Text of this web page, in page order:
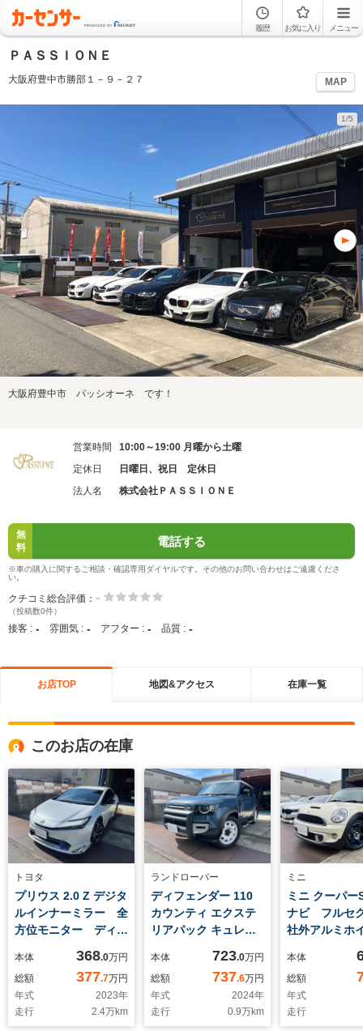
履歴 お気に入り メニュー
ＰＡＳＳＩＯＮＥ
大阪府豊中市勝部１－９－２７ MAP
1/5
大阪府豊中市 パッシオーネ です！
営業時間
10:00～19:00 月曜から土曜
定休日
日曜日、祝日 定休日
法人名
株式会社ＰＡＳＳＩＯＮＥ
無
料
電話する
※車の購入に関するご相談・確認専用ダイヤルです。その他のお問い合わせはご遠慮くださ
い。
クチコミ総合評価： -
（投稿数0件）
接客 : - 雰囲気 : - アフター : - 品質 : -
お店TOP 地図&アクセス 在庫一覧
このお店の在庫
トヨタ
プリウス 2.0 Z デジタ
ルインナーミラー 全
方位モニター ディス
ルセグTV ETC2.0
ドラレコ レーダー探
知機 スペアキー レ
ーダークルーズコント
本体 368.0万円
総額
377.7万円
年式
2023年
走行
2.4万km
ランドローバー
ディフェンダー 110
カウンティ エクステ
リアパック キュレー
ン ディーゼルT 4WD
特別限定車 ワンオー
ナー 20インチスタ
イル9013(グロスホワ
本体 723.0万円
総額
737.6万円
年式
2024年
走行
0.9万km
ミニ
ミニ クーパー
ナビ フルセ
社外アルミ
ドライブレ
パドルシフト
本体
総額
年式
走行